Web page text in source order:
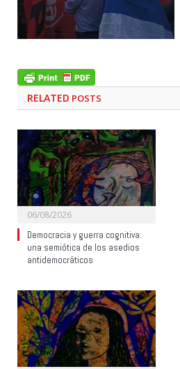
RELATED POSTS
06/08/2026
Democracia y guerra cognitiva:
una semiótica de los asedios
antidemocráticos